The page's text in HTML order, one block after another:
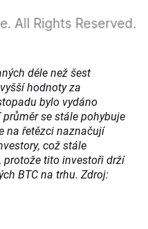
déle než šest
hodnoty za
bylo vydáno
průměr se stále pohybuje
na řetězci naznačují
což stále
tito investoři drží
BTC na trhu. Zdroj: